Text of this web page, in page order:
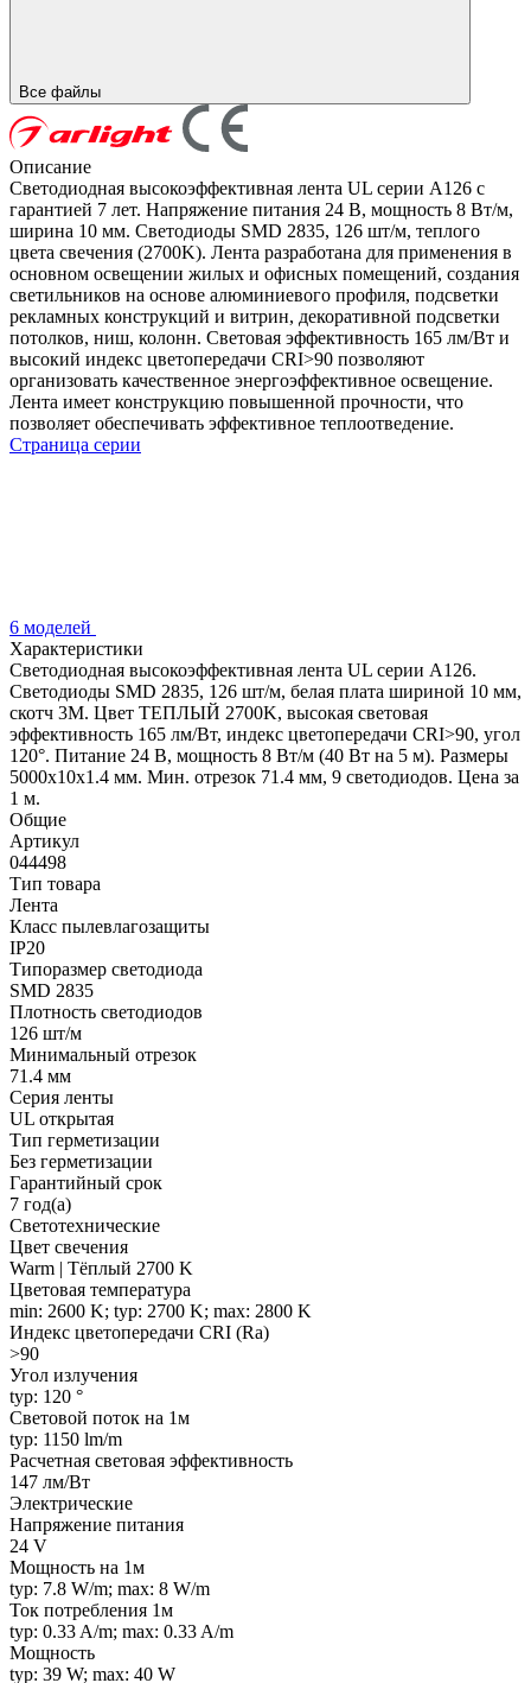
Все файлы
Описание
Светодиодная высокоэффективная лента UL серии A126 с
гарантией 7 лет. Напряжение питания 24 В, мощность 8 Вт/м,
ширина 10 мм. Светодиоды SMD 2835, 126 шт/м, теплого
цвета свечения (2700K). Лента разработана для применения в
основном освещении жилых и офисных помещений, создания
светильников на основе алюминиевого профиля, подсветки
рекламных конструкций и витрин, декоративной подсветки
потолков, ниш, колонн. Световая эффективность 165 лм/Вт и
высокий индекс цветопередачи CRI>90 позволяют
организовать качественное энергоэффективное освещение.
Лента имеет конструкцию повышенной прочности, что
позволяет обеспечивать эффективное теплоотведение.
Страница серии
6 моделей
Характеристики
Светодиодная высокоэффективная лента UL серии A126.
Светодиоды SMD 2835, 126 шт/м, белая плата шириной 10 мм,
скотч 3M. Цвет ТЕПЛЫЙ 2700K, высокая световая
эффективность 165 лм/Вт, индекс цветопередачи CRI>90, угол
120°. Питание 24 В, мощность 8 Вт/м (40 Вт на 5 м). Размеры
5000x10x1.4 мм. Мин. отрезок 71.4 мм, 9 светодиодов. Цена за
1 м.
Общие
Артикул
044498
Тип товара
Лента
Класс пылевлагозащиты
IP20
Типоразмер светодиода
SMD 2835
Плотность светодиодов
126 шт/м
Минимальный отрезок
71.4 мм
Серия ленты
UL открытая
Тип герметизации
Без герметизации
Гарантийный срок
7 год(а)
Светотехнические
Цвет свечения
Warm | Тёплый 2700 K
Цветовая температура
min: 2600 K; typ: 2700 K; max: 2800 K
Индекс цветопередачи CRI (Ra)
>90
Угол излучения
typ: 120 °
Световой поток на 1м
typ: 1150 lm/m
Расчетная световая эффективность
147 лм/Вт
Электрические
Напряжение питания
24 V
Мощность на 1м
typ: 7.8 W/m; max: 8 W/m
Ток потребления 1м
typ: 0.33 A/m; max: 0.33 A/m
Мощность
typ: 39 W; max: 40 W